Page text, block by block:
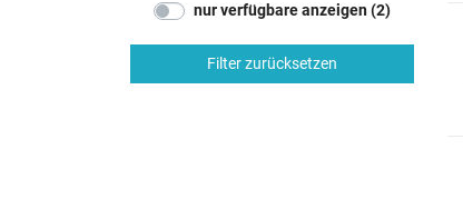
nur verfügbare anzeigen (2)
Filter zurücksetzen